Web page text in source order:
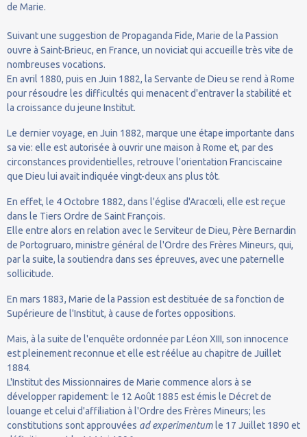
de Marie.
Suivant une suggestion de Propaganda Fide, Marie de la Passion
ouvre à Saint-Brieuc, en France, un noviciat qui accueille très vite de
nombreuses vocations.
En avril 1880, puis en Juin 1882, la Servante de Dieu se rend à Rome
pour résoudre les difficultés qui menacent d'entraver la stabilité et
la croissance du jeune Institut.
Le dernier voyage, en Juin 1882, marque une étape importante dans
sa vie: elle est autorisée à ouvrir une maison à Rome et, par des
circonstances providentielles, retrouve l'orientation Franciscaine
que Dieu lui avait indiquée vingt-deux ans plus tôt.
En effet, le 4 Octobre 1882, dans l'église d'Aracœli, elle est reçue
dans le Tiers Ordre de Saint François.
Elle entre alors en relation avec le Serviteur de Dieu, Père Bernardin
de Portogruaro, ministre général de l'Ordre des Frères Mineurs, qui,
par la suite, la soutiendra dans ses épreuves, avec une paternelle
sollicitude.
En mars 1883, Marie de la Passion est destituée de sa fonction de
Supérieure de l'Institut, à cause de fortes oppositions.
Mais, à la suite de l'enquête ordonnée par Léon XIII, son innocence
est pleinement reconnue et elle est réélue au chapitre de Juillet
1884.
L'Institut des Missionnaires de Marie commence alors à se
développer rapidement: le 12 Août 1885 est émis le Décret de
louange et celui d'affiliation à l'Ordre des Frères Mineurs; les
constitutions sont approuvées ad experimentum le 17 Juillet 1890 et